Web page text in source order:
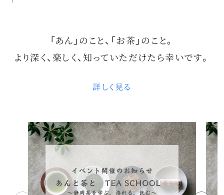
「あん」のこと、「お茶」のこと。
より深く、楽しく、 知っていただけたら幸いです。
詳しく見る